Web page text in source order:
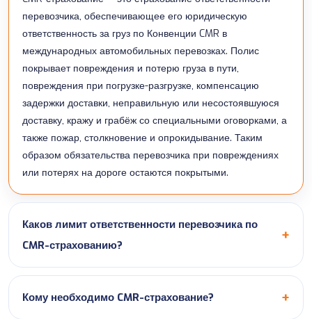
перевозчика, обеспечивающее его юридическую
ответственность за груз по Конвенции CMR в
международных автомобильных перевозках. Полис
покрывает повреждения и потерю груза в пути,
повреждения при погрузке-разгрузке, компенсацию
задержки доставки, неправильную или несостоявшуюся
доставку, кражу и грабёж со специальными оговорками, а
также пожар, столкновение и опрокидывание. Таким
образом обязательства перевозчика при повреждениях
или потерях на дороге остаются покрытыми.
Каков лимит ответственности перевозчика по
CMR-страхованию?
Кому необходимо CMR-страхование?